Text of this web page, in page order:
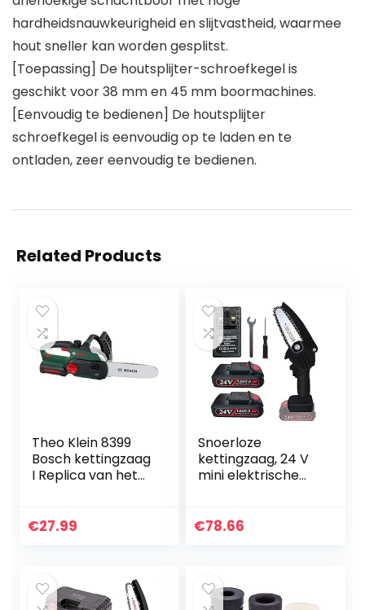
hardheidsnauwkeurigheid en slijtvastheid, waarmee
hout sneller kan worden gesplitst.
[Toepassing] De houtsplijter-schroefkegel is
geschikt voor 38 mm en 45 mm boormachines.
[Eenvoudig te bedienen] De houtsplijter
schroefkegel is eenvoudig op te laden en te
ontladen, zeer eenvoudig te bedienen.
Related Products
Theo Klein 8399
Bosch kettingzaag
I Replica van het
licht- en
€27.99
Snoerloze
kettingzaag, 24 V
mini elektrische
kettingen 10 cm
€78.66